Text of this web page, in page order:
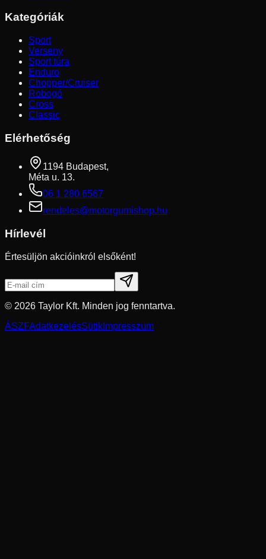
Kategóriák
Sport
Verseny
Sport túra
Enduro
Chopper/Cruiser
Robogó
Cross
Classic
Elérhetőség
1194 Budapest,
Méta u. 13.
06 1 280 6567
rendeles@motorgumishop.hu
Hírlevél
Értesüljön akcióinkról elsőként!
© 2026 Taylor Kft. Minden jog fenntartva.
ÁSZFAdatkezelésSütik Impresszum